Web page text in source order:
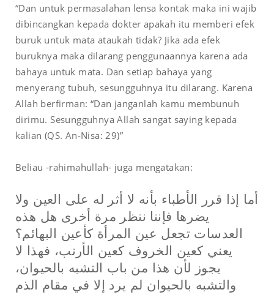
“Dan untuk permasalahan lensa kontak maka ini wajib
dibincangkan kepada dokter apakah itu memberi efek
buruk untuk mata ataukah tidak? Jika ada efek
buruknya maka dilarang penggunaannya karena ada
bahaya untuk mata. Dan setiap bahaya yang
menyerang tubuh, sesungguhnya itu dilarang. Karena
Allah berfirman: “Dan janganlah kamu membunuh
dirimu. Sesungguhnya Allah sangat saying kepada
kalian (QS. An-Nisa: 29)”
Beliau -rahimahullah- juga mengatakan:
أما إذا قرر الأطباء بأنه لا أثر له على العين ولا
يضرها فإننا ننظر مرة أخرى هل هذه
العدسات تجعل عين المرأة كأعين البهائم؟
يعني كعين الخروف كعين الأرنب، فهذا لا
يجوز لأن هذا من باب التشبه بالحيوان،
والتشبه بالحيوان لم يرد إلا في مقام الذم